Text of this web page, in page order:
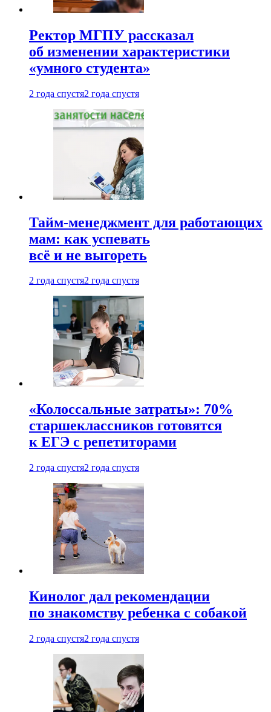
Ректор МГПУ рассказал
об изменении характеристики
«умного студента»
2 года спустя2 года спустя
Тайм-менеджмент для работающих
мам: как успевать
всё и не выгореть
2 года спустя2 года спустя
«Колоссальные затраты»: 70%
старшеклассников готовятся
к ЕГЭ с репетиторами
2 года спустя2 года спустя
Кинолог дал рекомендации
по знакомству ребенка с собакой
2 года спустя2 года спустя